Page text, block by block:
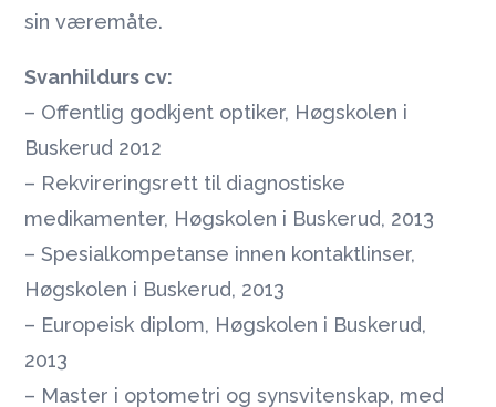
sin væremåte.
Svanhildurs cv:
– Offentlig godkjent optiker, Høgskolen i
Buskerud 2012
– Rekvireringsrett til diagnostiske
medikamenter, Høgskolen i Buskerud, 2013
– Spesialkompetanse innen kontaktlinser,
Høgskolen i Buskerud, 2013
– Europeisk diplom, Høgskolen i Buskerud,
2013
– Master i optometri og synsvitenskap, med